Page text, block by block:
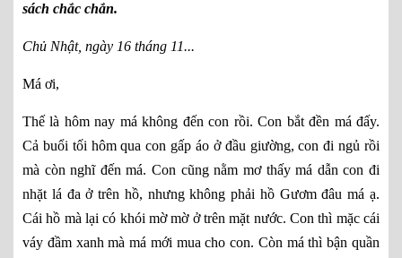
sách chắc chắn.
Chủ Nhật, ngày 16 tháng 11...
Má ơi,
Thế là hôm nay má không đến con rồi. Con bắt đền má đấy.
Cả buổi tối hôm qua con gấp áo ở đầu giường, con đi ngủ rồi
mà còn nghĩ đến má. Con cũng nằm mơ thấy má dẫn con đi
nhặt lá đa ở trên hồ, nhưng không phải hồ Gươm đâu má ạ.
Cái hồ mà lại có khói mờ mờ ở trên mặt nước. Con thì mặc cái
váy đầm xanh mà má mới mua cho con. Còn má thì bận quần